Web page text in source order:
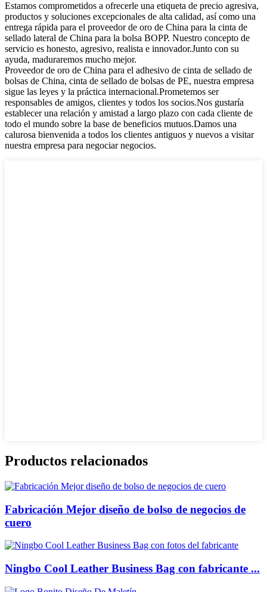
Estamos comprometidos a ofrecerle una etiqueta de precio agresiva,
productos y soluciones excepcionales de alta calidad, así como una
entrega rápida para el proveedor de oro de China para la cinta de
sellado lateral de China para la bolsa BOPP. Nuestro concepto de
servicio es honesto, agresivo, realista e innovador.Junto con su
ayuda, maduraremos mucho mejor.
Proveedor de oro de China para el adhesivo de cinta de sellado de
bolsas de China, cinta de sellado de bolsas de PE, nuestra empresa
sigue las leyes y la práctica internacional.Prometemos ser
responsables de amigos, clientes y todos los socios.Nos gustaría
establecer una relación y amistad a largo plazo con cada cliente de
todo el mundo sobre la base de beneficios mutuos.Damos una
calurosa bienvenida a todos los clientes antiguos y nuevos a visitar
nuestra empresa para negociar negocios.
Productos relacionados
Fabricación Mejor diseño de bolso de negocios de
cuero
Ningbo Cool Leather Business Bag con fabricante ...